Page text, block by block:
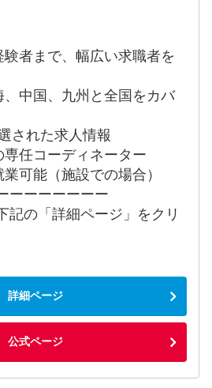
者まで、幅広い求職者を
中国、九州と全国をカバ
された求人情報
任コーディネーター
可能（施設での場合）
ーーーーーーー
の「詳細ページ」をクリ
詳細ページ
公式ページ